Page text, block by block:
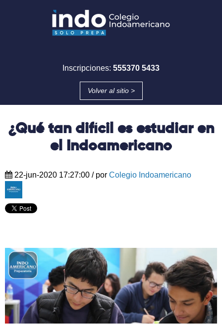
Inscripciones: 555370 5433
Volver al sitio >
¿Qué tan difícil es estudiar en
el Indoamericano
22-jun-2020 17:27:00 / por Colegio Indoamericano